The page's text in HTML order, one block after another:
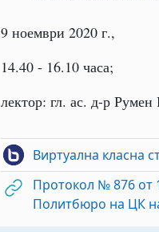
9 ноември 2020 г.,
14.40 - 16.10 часа;
лектор: гл. ас. д-р Румен
Виртуална класна
Протокол № 876 от
Политбюро на ЦК